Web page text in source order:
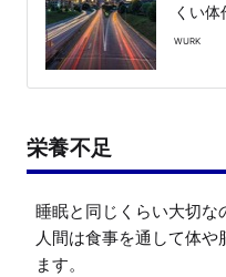
くい体
WURK
栄養不足
睡眠と同じくらい大切な
人間は食事を通して体
ます。